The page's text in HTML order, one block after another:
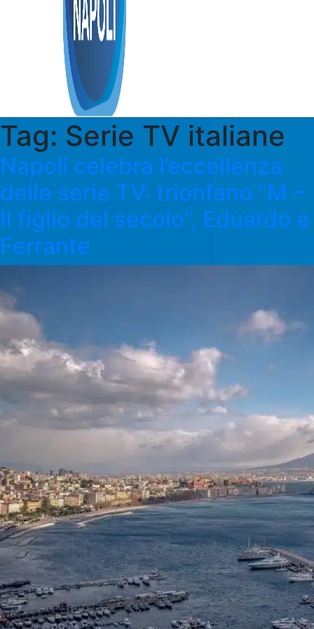
Tag: Serie TV italiane
Napoli celebra l’eccellenza
delle serie TV: trionfano “M –
Il figlio del secolo”, Eduardo e
Ferrante